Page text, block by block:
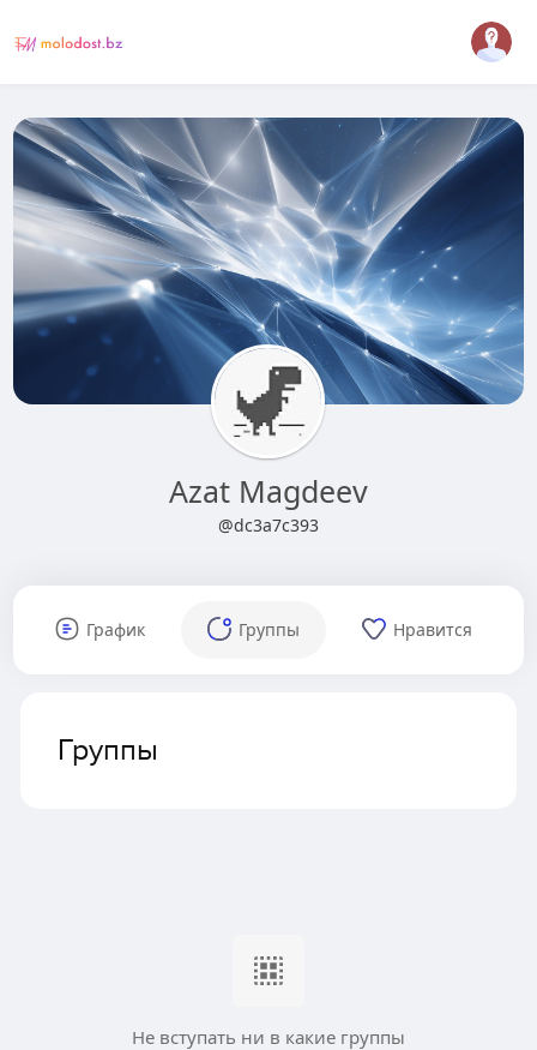
Azat Magdeev
@dc3a7c393
График Группы Нравится
Группы
Не вступать ни в какие группы